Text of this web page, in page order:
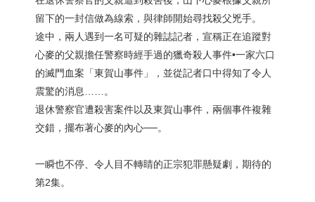
留下的一封信做為線索，與律師開始尋找殺父兇手。
途中，兩人遇到一名可疑的雜誌記者，宣稱正在追蹤對
心麥的父親擔任警察時經手過的獵奇殺人事件•一家六口
的滅門血案「東賀山事件」，並從記者口中得知了令人
震驚的消息……。
退休警察官遭殺害案件以及東賀山事件，兩個事件複雜
交錯，擺布著心麥的內心──。
一瞬也不停、令人目不轉睛的正宗犯罪懸疑劇，期待的
第2集。